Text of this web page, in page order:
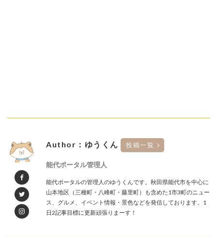
Author：ゆうくん 投稿一覧
能代ポータル管理人
能代ポータルの管理人のゆうくんです。秋田県能代市を中心に
山本地区（三種町・八峰町・藤里町）も含めた1市3町のニュー
ス、グルメ、イベント情報・景色などを発信しております。1
日2記事目標に更新頑張りまーす！